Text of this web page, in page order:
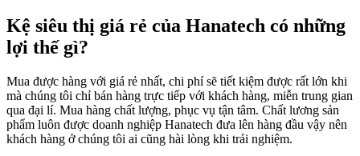
Kệ siêu thị giá rẻ của Hanatech có những
lợi thế gì?
Mua được hàng với giá rẻ nhất, chi phí sẽ tiết kiệm được rất lớn khi
mà chúng tôi chỉ bán hàng trực tiếp với khách hàng, miễn trung gian
qua đại lí. Mua hàng chất lượng, phục vụ tận tâm. Chất lương sản
phẩm luôn được doanh nghiệp Hanatech đưa lên hàng đầu vậy nên
khách hàng ở chúng tôi ai cũng hài lòng khi trải nghiệm.